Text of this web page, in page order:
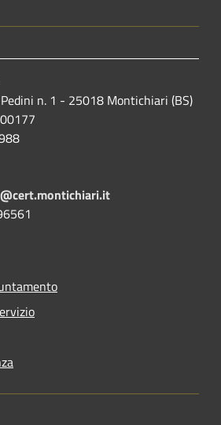
n. 1 - 25018 Montichiari (BS)